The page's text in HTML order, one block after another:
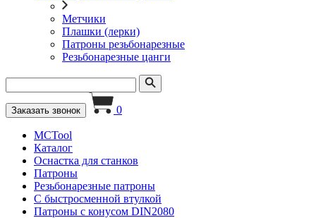
Метчики
Плашки (лерки)
Патроны резьбонарезные
Резьбонарезные цанги
Заказать звонок 0
MCTool
Каталог
Оснастка для станков
Патроны
Резьбонарезные патроны
С быстросменной втулкой
Патроны с конусом DIN2080